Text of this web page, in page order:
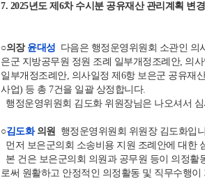
7. 2025년도 제6차 수시분 공유재산 관리계획 변
○의장 윤대성 다음은 행정운영위원회 소관인 의
은군 지방공무원 정원 조례 일부개정조례안, 의
일부개정조례안, 의사일정 제6항 보은군 공유재
사업) 등 총 7건을 일괄 상정합니다.
행정운영위원회 김도화 위원장님은 나오셔서
○김도화의원 행정운영위원회 위원장 김도화입
먼저 보은군의회 소송비용 지원 조례안에 대한
본 건은 보은군의회 의원과 공무원 등이 의정
로써 원활하고 안정적인 의정활동 및 직무수행